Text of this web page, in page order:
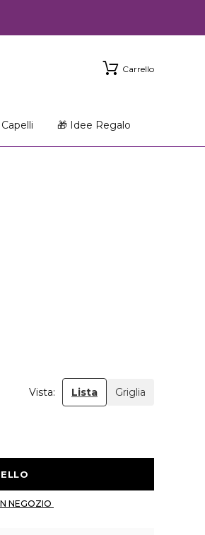
Carrello
Capelli 🎁 Idee Regalo
Vista: Lista Griglia